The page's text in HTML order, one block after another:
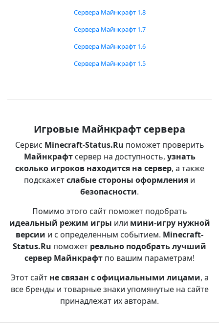
Сервера Майнкрафт 1.8
Сервера Майнкрафт 1.7
Сервера Майнкрафт 1.6
Сервера Майнкрафт 1.5
Игровые Майнкрафт сервера
Сервис Minecraft-Status.Ru поможет проверить
Майнкрафтсервер на доступность, узнать
сколько игроков находится на сервер, а также
подскажетслабые стороны оформления и
безопасности.
Помимо этого сайт поможет подобрать
идеальный режим игры или мини-игру нужной
версии и с определенным событием. Minecraft-
Status.Ru поможет реально подобрать лучший
сервер Майнкрафт по вашим параметрам!
Этот сайт не связан с официальными лицами, а
все бренды и товарные знаки упомянутые на сайте
принадлежат их авторам.